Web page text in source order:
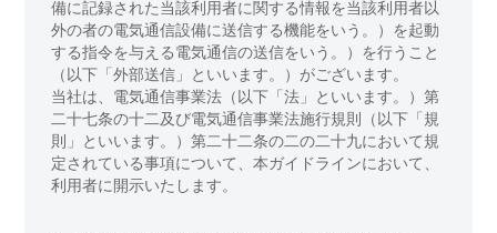
備に記録された当該利用者に関する情報を当該利用者以
外の者の電気通信設備に送信する機能をいう。）を起動
する指令を与える電気通信の送信をいう。）を行うこと
（以下「外部送信」といいます。）がございます。
当社は、電気通信事業法（以下「法」といいます。）第
二十七条の十二及び電気通信事業法施行規則（以下「規
則」といいます。）第二十二条の二の二十九において規
定されている事項について、本ガイドラインにおいて、
利用者に開示いたします。